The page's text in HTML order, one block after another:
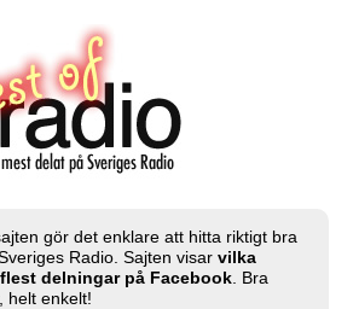
gör det enklare att hitta riktigt bra
Radio. Sajten visar vilka
delningar på Facebook . Bra
helt enkelt!